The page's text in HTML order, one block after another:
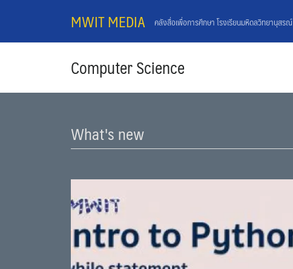
MWIT MEDIA คลังสื่อเพื่อการศึกษา โรงเรียนมหิดลวิทยานุสรณ์
Computer Science
What's new